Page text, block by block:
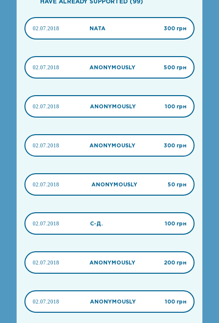
02.07.2018 NATA 300 грн
02.07.2018 ANONYMOUSLY 500 грн
02.07.2018 ANONYMOUSLY 100 грн
02.07.2018 ANONYMOUSLY 300 грн
02.07.2018 ANONYMOUSLY 50 грн
02.07.2018 С-Д. 100 грн
02.07.2018 ANONYMOUSLY 200 грн
02.07.2018 ANONYMOUSLY 100 грн